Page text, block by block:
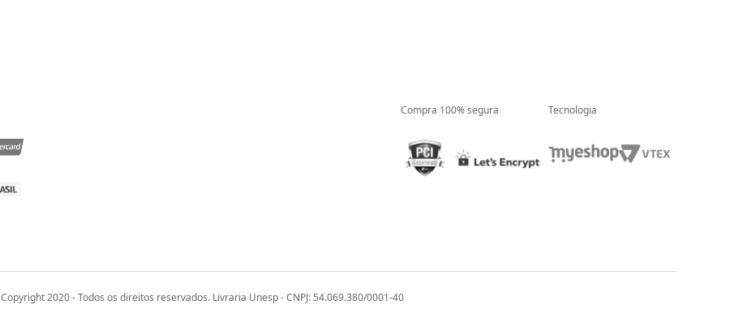
Compra 100% segura Tecnologia
Copyright 2020 - Todos os direitos reservados. Livraria Unesp - CNPJ: 54.069.380/0001-40